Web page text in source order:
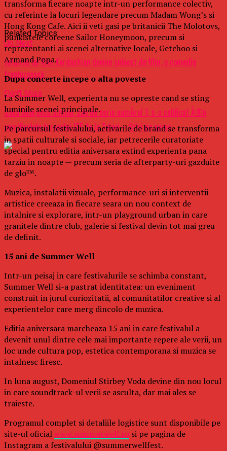
Related Topics:
Up Next
Jefuirea lui Kim Kardashian devine subiect de film, o comedie
franţuzească
Don't Miss
Oana Georgeta Simion, cap de serie numÄrul 1, s-a calificat Ã®n
semifinalele turneului ITF de la Telavi – Stiri pe surse
transforma fiecare noapte intr-un performance colectiv,
cu referinte la locuri legendare precum Madam Wong’s si
Hong Kong Cafe. Aici ii veti gasi pe britanicii The Molotovs,
punkistele coreene Sailor Honeymoon, precum si
reprezentanti ai scenei alternative locale, Getchoo si
Armand Popa.
Dupa concerte incepe o alta poveste
La Summer Well, experienta nu se opreste cand se sting
luminile scenei principale.
Pe parcursul festivalului, activarile de brand se transforma
in spatii culturale si sociale, iar petrecerile curatoriate
special pentru editia aniversara extind experienta pana
tarziu in noapte — precum seria de afterparty-uri gazduite
de glo™.
Muzica, instalatii vizuale, performance-uri si interventii
artistice creeaza in fiecare seara un nou context de
intalnire si explorare, intr-un playground urban in care
granitele dintre club, galerie si festival devin tot mai greu
de definit.
15 ani de Summer Well
Intr-un peisaj in care festivalurile se schimba constant,
Summer Well si-a pastrat identitatea: un eveniment
construit in jurul curiozitatii, al comunitatilor creative si al
experientelor care merg dincolo de muzica.
Editia aniversara marcheaza 15 ani in care festivalul a
devenit unul dintre cele mai importante repere ale verii, un
loc unde cultura pop, estetica contemporana si muzica se
intalnesc firesc.
In luna august, Domeniul Stirbey Voda devine din nou locul
in care soundtrack-ul verii se asculta, dar mai ales se
traieste.
Programul complet si detaliile logistice sunt disponibile pe
site-ul oficialwww.summerwell.ro si pe pagina de
Instagram a festivalului @summerwellfest.